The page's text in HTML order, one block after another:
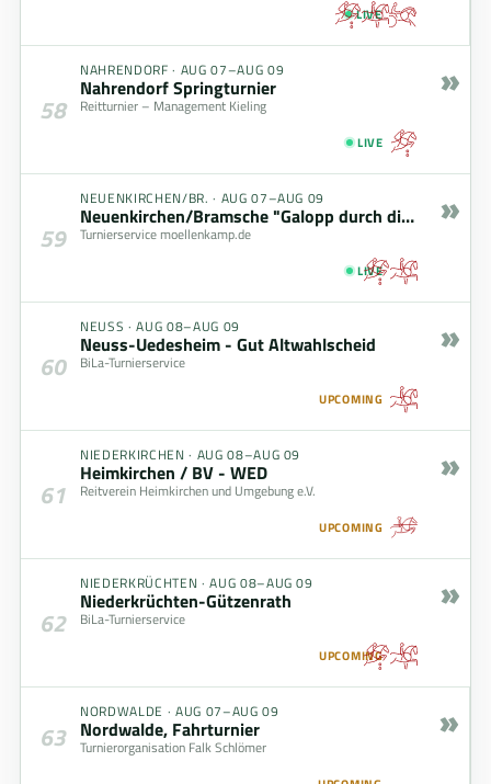
LIVE
58
NAHRENDORF · AUG 07–AUG 09
Nahrendorf Springturnier
Reitturnier – Management Kieling
LIVE
»
59
NEUENKIRCHEN/BR. · AUG 07–AUG 09
Neuenkirchen/Bramsche "Galopp durch die Baustelle"
Turnierservice moellenkamp.de
LIVE
»
60
NEUSS ·AUG 08–AUG 09
Neuss-Uedesheim - Gut Altwahlscheid
BiLa-Turnierservice
UPCOMING
»
61
NIEDERKIRCHEN · AUG 08–AUG 09
Heimkirchen / BV - WED
Reitverein Heimkirchen und Umgebung e.V.
UPCOMING
»
62
NIEDERKRÜCHTEN ·AUG 08–AUG 09
Niederkrüchten-Gützenrath
BiLa-Turnierservice
UPCOMING
»
63
NORDWALDE · AUG 07–AUG 09
Nordwalde, Fahrturnier
Turnierorganisation Falk Schlömer
»